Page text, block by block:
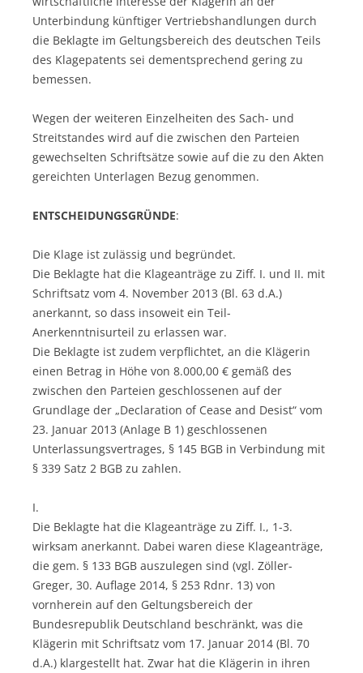
Unterbindung künftiger Vertriebshandlungen durch
die Beklagte im Geltungsbereich des deutschen Teils
des Klagepatents sei dementsprechend gering zu
bemessen.
Wegen der weiteren Einzelheiten des Sach- und
Streitstandes wird auf die zwischen den Parteien
gewechselten Schriftsätze sowie auf die zu den Akten
gereichten Unterlagen Bezug genommen.
ENTSCHEIDUNGSGRÜNDE:
Die Klage ist zulässig und begründet.
Die Beklagte hat die Klageanträge zu Ziff. I. und II. mit
Schriftsatz vom 4. November 2013 (Bl. 63 d.A.)
anerkannt, so dass insoweit ein Teil-
Anerkenntnisurteil zu erlassen war.
Die Beklagte ist zudem verpflichtet, an die Klägerin
einen Betrag in Höhe von 8.000,00 € gemäß des
zwischen den Parteien geschlossenen auf der
Grundlage der „Declaration of Cease and Desist“ vom
23. Januar 2013 (Anlage B 1) geschlossenen
Unterlassungsvertrages, § 145 BGB in Verbindung mit
§ 339 Satz 2 BGB zu zahlen.
I.
Die Beklagte hat die Klageanträge zu Ziff. I., 1-3.
wirksam anerkannt. Dabei waren diese Klageanträge,
die gem. § 133 BGB auszulegen sind (vgl. Zöller-
Greger, 30. Auflage 2014, § 253 Rdnr. 13) von
vornherein auf den Geltungsbereich der
Bundesrepublik Deutschland beschränkt, was die
Klägerin mit Schriftsatz vom 17. Januar 2014 (Bl. 70
d.A.) klargestellt hat. Zwar hat die Klägerin in ihren